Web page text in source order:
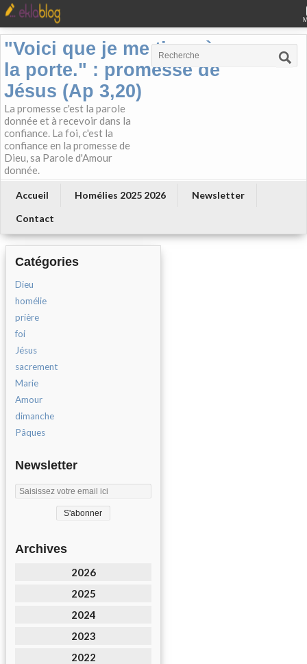
"Voici que je me tiens à
la porte." : promesse de
Jésus (Ap 3,20)
La promesse c'est la parole
donnée et à recevoir dans la
confiance. La foi, c'est la
confiance en la promesse de
Dieu, sa Parole d'Amour
donnée.
Accueil Homélies 2025 2026
Newsletter
Contact
Catégories
Dieu
homélie
prière
foi
Jésus
sacrement
Marie
Amour
dimanche
Pâques
Newsletter
Archives
2026
2025
2024
2023
2022